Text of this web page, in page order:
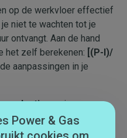
op de werkvloer effectief
niet te wachten tot je
ontvangt. Aan de hand
het zelf berekenen: [(P-I)/
aanpassingen in je
van je
Je kan dit getal
van je bedrijf. I
Power & Gas